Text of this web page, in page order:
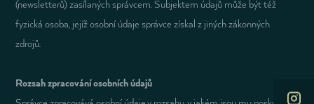
(newsletterů) zasílaných správcem. Subjektem údajů může být též
fyzická osoba, jejíž osobní údaje správce získal z jiných zákonných
zdrojů.
Rozsah zpracování osobních údajů
27 28 29 30 31 1 2
27 28 29 30 31 1 2